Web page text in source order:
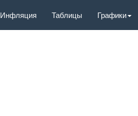
Инфляция Таблицы Графики